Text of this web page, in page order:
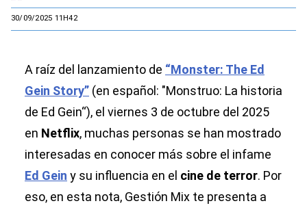
30/09/2025 11H42
A raíz del lanzamiento de “Monster: The Ed
Gein Story” (en español: "Monstruo: La historia
de Ed Gein“), el viernes 3 de octubre del 2025
en Netflix, muchas personas se han mostrado
interesadas en conocer más sobre el infame
Ed Gein y su influencia en el cine de terror. Por
eso, en esta nota, Gestión Mix te presenta a